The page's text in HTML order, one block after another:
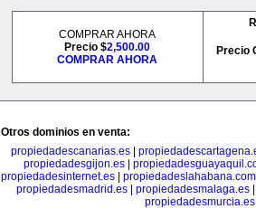
COMPRAR AHORA
Precio $2,500.00
COMPRAR AHORA
Precio
Otros dominios en venta:
propiedadescanarias.es|
propiedadesgijon.es
propiedadesinternet.es
propiedadeslahabana.com
propiedadesmadrid.es
propiedadesmalaga.es
propiedadesmurcia.es